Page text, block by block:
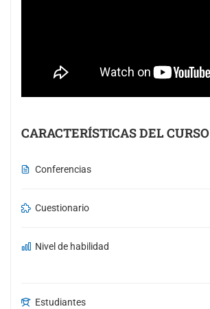
CARACTERÍSTICAS DEL CURSO
Conferencias
Cuestionario
Nivel de habilidad
Estudiantes